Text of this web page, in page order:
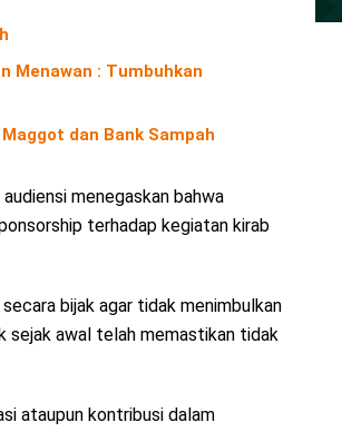
Menawan : Tumbuhkan
dan Bank Sampah
menegaskan bahwa
terhadap kegiatan kirab
bijak agar tidak menimbulkan
sejak awal telah memastikan tidak
ataupun kontribusi dalam